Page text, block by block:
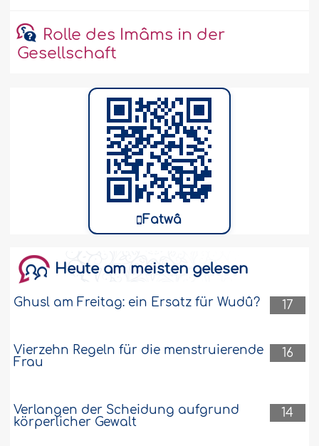
Rolle des Imâms in der
Gesellschaft
Fatwâ
Heute am meisten gelesen
17
Ghusl am Freitag: ein Ersatz für Wudû?
16
Vierzehn Regeln für die menstruierende
Frau
14
Verlangen der Scheidung aufgrund
körperlicher Gewalt